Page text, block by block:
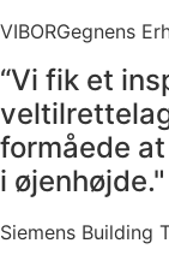
VIBORGegnens
“Vi fik et
formåede
i øjenhøjde."
Siemens Building